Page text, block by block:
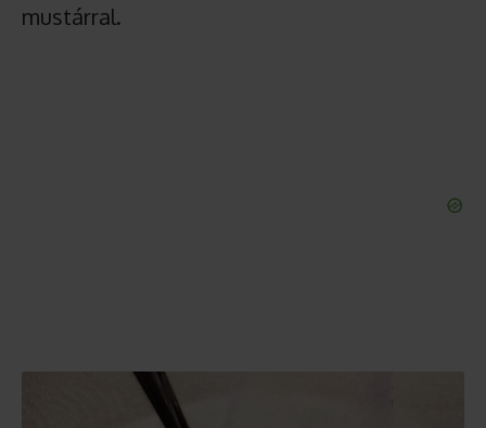
mustárral.